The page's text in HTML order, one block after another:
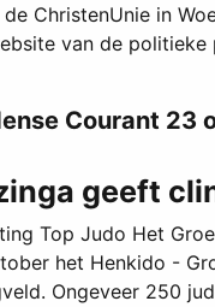
ChristenUnie in
van de politieke
Courant 23
geeft
Top Judo Het
het Henkido -
Ongeveer 250